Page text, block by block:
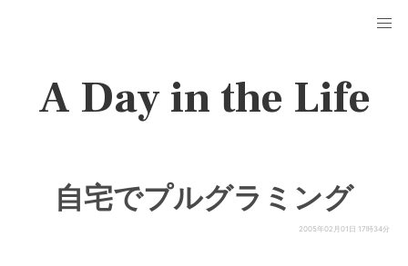
A Day in the Life
自宅でプルグラミング
2005年02月01日 17時34分